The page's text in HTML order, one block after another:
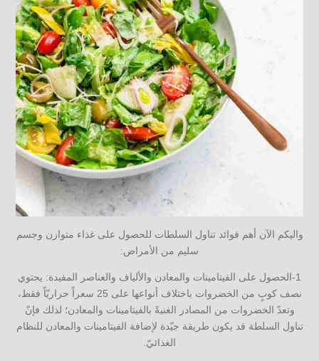
واليكم الآن أهم فوائد تناول السلطات للحصول على غذاء متوازن وجسم
سليم من الأمراض:
1-الحصول على الفيتامينات والمعادن والألياف والعناصر المفيدة: يحتوي
نصف كوبٍ من الخضروات باختلاف أنواعها على 25 سعراً حراريّاً فقط،
وتعدّ الخضروات من المصادر الغنيةً بالفيتامينات والمعادن؛ لذلك فإنّ
تناول السلطة قد يكون طريقة جيّدة لإضافة الفيتامينات والمعادن للنظام
الغذائيّ.